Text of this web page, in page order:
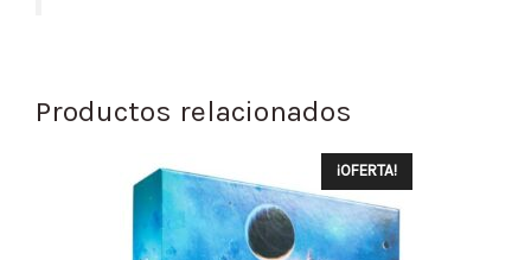
Productos relacionados
¡OFERTA!